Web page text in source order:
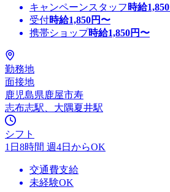
キャンペーンスタッフ 時給1,850
受付時給1,850円〜
携帯ショップ時給1,850円〜
勤務地
面接地
鹿児島県鹿屋市寿
志布志駅、大隅夏井駅
シフト
1日8時間 週4日からOK
交通費支給
未経験OK